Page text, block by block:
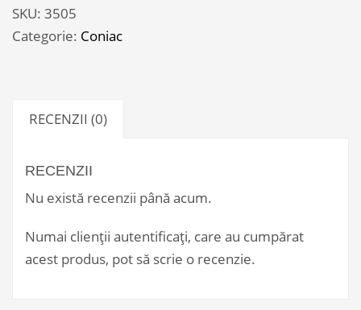
SKU: 3505
Categorie: Coniac
RECENZII (0)
RECENZII
Nu există recenzii până acum.
Numai clienții autentificați, care au cumpărat
acest produs, pot să scrie o recenzie.